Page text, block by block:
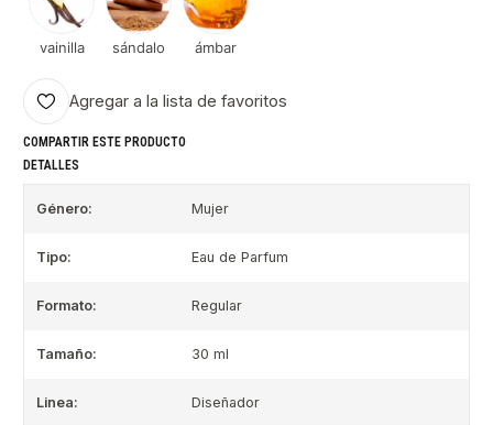
vainilla sándalo ámbar
Agregar a la lista de favoritos
COMPARTIR ESTE PRODUCTO
DETALLES
Género: Mujer
Tipo: Eau de Parfum
Formato: Regular
Tamaño: 30 ml
Linea: Diseñador